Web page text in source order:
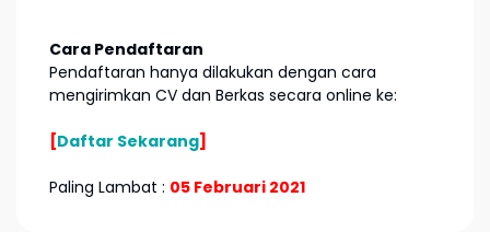
Cara Pendaftaran
Pendaftaran hanya dilakukan dengan cara
mengirimkan CV dan Berkas secara online ke:
[Daftar Sekarang]
Paling Lambat : 05 Februari 2021